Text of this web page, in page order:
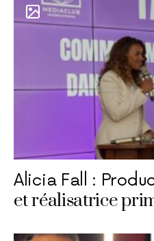
Alicia Fall :
et réalisatrice